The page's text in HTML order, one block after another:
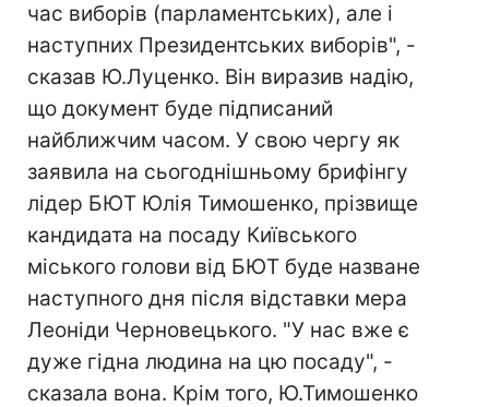
час виборів (парламентських), але і
наступних Президентських виборів", -
сказав Ю.Луценко. Він виразив надію,
що документ буде підписаний
найближчим часом. У свою чергу як
заявила на сьогоднішньому брифінгу
лідер БЮТ Юлія Тимошенко, прізвище
кандидата на посаду Київського
міського голови від БЮТ буде назване
наступного дня після відставки мера
Леоніди Черновецького. "У нас вже є
дуже гідна людина на цю посаду", -
сказала вона. Крім того, Ю.Тимошенко